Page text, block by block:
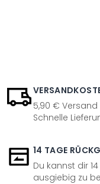
5,90 € Versand
Schnelle
14 TAGE
Du kannst dir
ausgiebig zu